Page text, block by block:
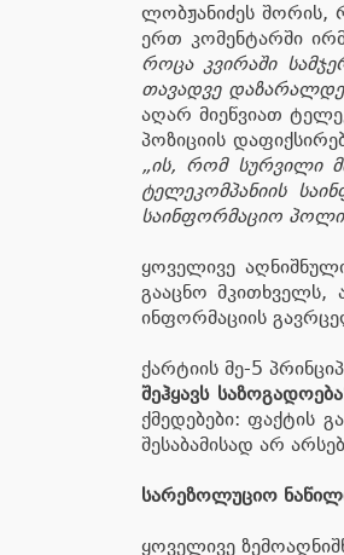
ლობჟანიძეს შორის,
ერთ კომენტარში
როცა კვირაში
თავადვე
აღარ მიეწვიათ
პოზიციის
„ის, რომ სურვილი
ტელეკომპანიის
საინფორმაციო
ყოველივე
გააცნო მკითხველს,
ინფორმაციის
ქარტიის მე-5
შეჰყავს
ქმედებები: ფაქტის
შესაბამისად არ
სარეზოლუციო
ყოველივე